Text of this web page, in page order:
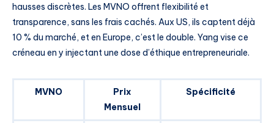
hausses discrètes. Les MVNO offrent flexibilité et
transparence, sans les frais cachés. Aux US, ils captent déjà
10 % du marché, et en Europe, c’est le double. Yang vise ce
créneau en y injectant une dose d’éthique entrepreneuriale.
MVNO
Prix
Mensuel
Spécificité